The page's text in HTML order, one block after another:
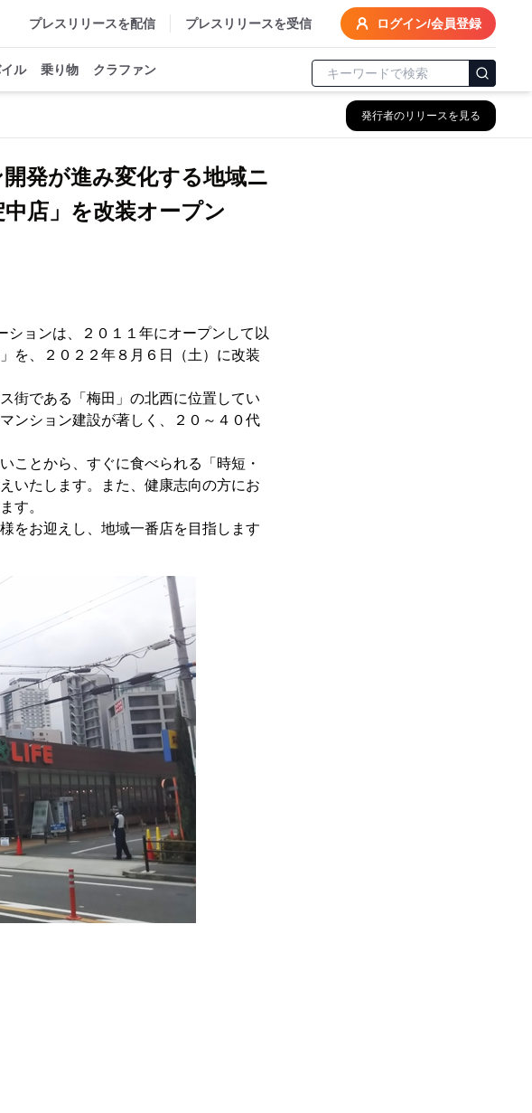
プレスリリースを配信 プレスリリースを受信 ログイン/会員登録
ル 乗り物 クラファン
発行者のリリースを見る
発が進み変化する地域ニ
店」を改装オープン
ションは、２０１１年にオープンして以
を、２０２２年８月６日（土）に改装
街である「梅田」の北西に位置してい
ンション建設が著しく、２０～４０代
ことから、すぐに食べられる「時短・
いたします。また、健康志向の方にお
す。
をお迎えし、地域一番店を目指します
１